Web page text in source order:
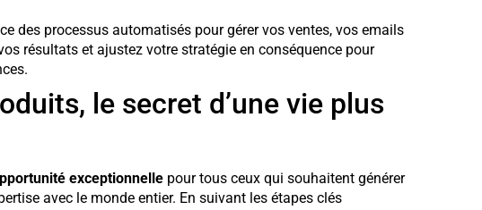
des processus automatisés pour gérer vos ventes, vos emails
résultats et ajustez votre stratégie en conséquence pour
le secret d’une vie plus
exceptionnellepour tous ceux qui souhaitent générer
avec le monde entier. En suivant les étapes clés